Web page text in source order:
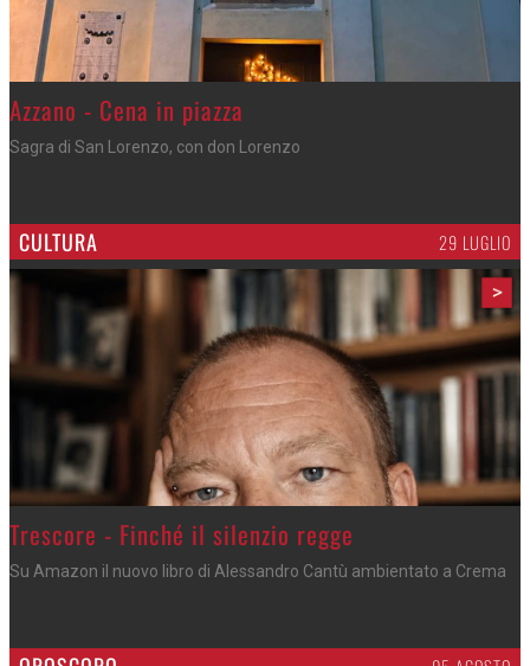
Gli appuntamenti fino a sabato
Cosa fare questi giorni nel Cremasco
CULTURA 29 LUGLIO
>
Trescore - Finché il silenzio regge
Su Amazon il nuovo libro di Alessandro Cantù ambientato a Crema